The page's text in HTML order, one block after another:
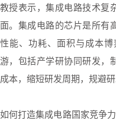
教授表示，集成电路技术复
面。集成电路的芯片是所有
性能、功耗、面积与成本
游，包括产学研协同研发，
成本，缩短研发周期，规避研
如何打造集成电路国家竞争